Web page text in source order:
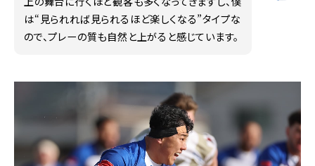
は“見られれば見られるほど楽しくなる”タイプな
ので、プレーの質も自然と上がると感じています。